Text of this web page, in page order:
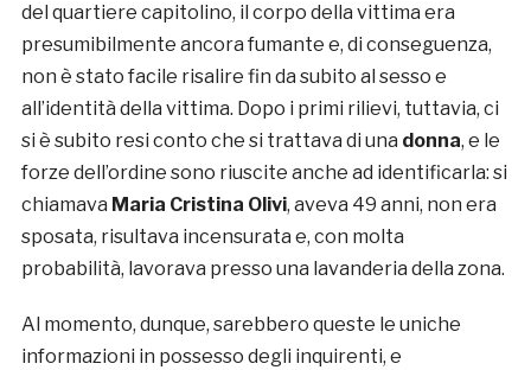
del quartiere capitolino, il corpo della vittima era
presumibilmente ancora fumante e, di conseguenza,
non è stato facile risalire fin da subito al sesso e
all’identità della vittima. Dopo i primi rilievi, tuttavia, ci
si è subito resi conto che si trattava di una donna, e le
forze dell’ordine sono riuscite anche ad identificarla: si
chiamava Maria Cristina Olivi, aveva 49 anni, non era
sposata, risultava incensurata e, con molta
probabilità, lavorava presso una lavanderia della zona.
Al momento, dunque, sarebbero queste le uniche
informazioni in possesso degli inquirenti, e